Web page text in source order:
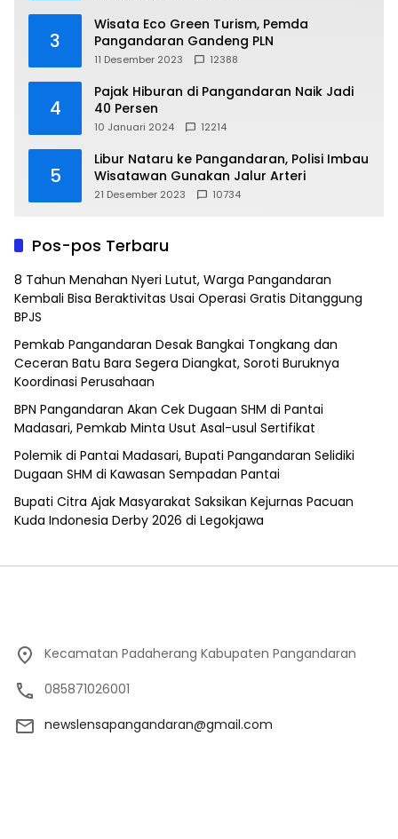
3
Wisata Eco Green Turism, Pemda
Pangandaran Gandeng PLN
11 Desember 2023 12388
4
Pajak Hiburan di Pangandaran Naik Jadi
40 Persen
10 Januari 2024 12214
5
Libur Nataru ke Pangandaran, Polisi Imbau
Wisatawan Gunakan Jalur Arteri
21 Desember 2023 10734
Pos-pos Terbaru
8 Tahun Menahan Nyeri Lutut, Warga Pangandaran
Kembali Bisa Beraktivitas Usai Operasi Gratis Ditanggung
BPJS
Pemkab Pangandaran Desak Bangkai Tongkang dan
Ceceran Batu Bara Segera Diangkat, Soroti Buruknya
Koordinasi Perusahaan
BPN Pangandaran Akan Cek Dugaan SHM di Pantai
Madasari, Pemkab Minta Usut Asal-usul Sertifikat
Polemik di Pantai Madasari, Bupati Pangandaran Selidiki
Dugaan SHM di Kawasan Sempadan Pantai
Bupati Citra Ajak Masyarakat Saksikan Kejurnas Pacuan
Kuda Indonesia Derby 2026 di Legokjawa
Kecamatan Padaherang Kabupaten Pangandaran
085871026001
newslensapangandaran@gmail.com